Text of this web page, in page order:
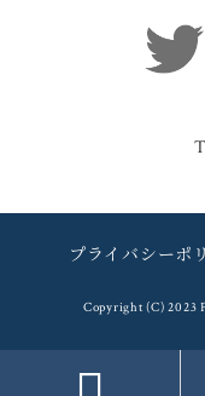
プライバシーポ
Copyright (C) 2023